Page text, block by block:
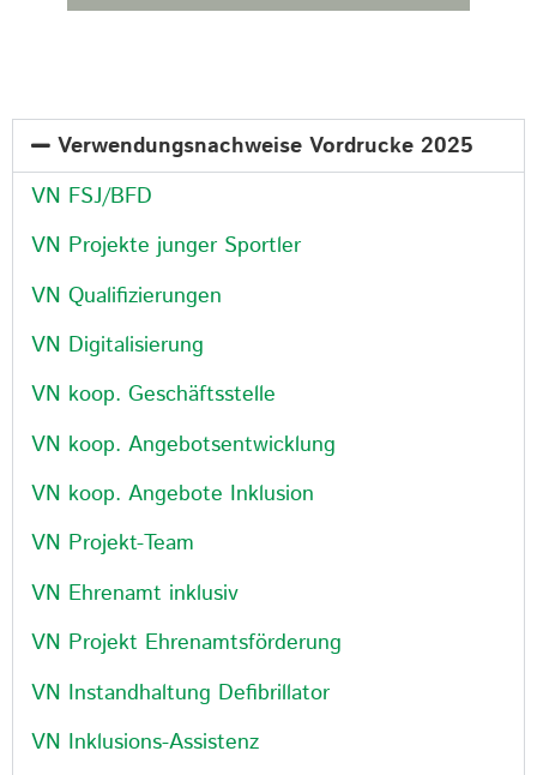
Verwendungsnachweise Vordrucke 2025
VN FSJ/BFD
VN Projekte junger Sportler
VN Qualifizierungen
VN Digitalisierung
VN koop. Geschäftsstelle
VN koop. Angebotsentwicklung
VN koop. Angebote Inklusion
VN Projekt-Team
VN Ehrenamt inklusiv
VN Projekt Ehrenamtsförderung
VN Instandhaltung Defibrillator
VN Inklusions-Assistenz